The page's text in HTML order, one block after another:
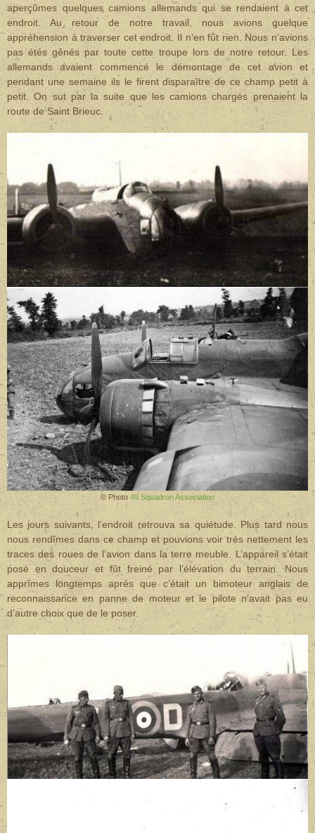
aperçûmes quelques camions allemands qui se rendaient à cet
endroit. Au retour de notre travail, nous avions quelque
appréhension à traverser cet endroit. Il n’en fût rien. Nous n’avions
pas étés gênés par toute cette troupe lors de notre retour. Les
allemands avaient commencé le démontage de cet avion et
pendant une semaine ils le firent disparaître de ce champ petit à
petit. On sut par la suite que les camions chargés prenaient la
route de Saint Brieuc.
© Photo 49 Squadron Association
Les jours suivants, l’endroit retrouva sa quiétude. Plus tard nous
nous rendîmes dans ce champ et pouvions voir très nettement les
traces des roues de l’avion dans la terre meuble. L’appareil s’était
posé en douceur et fût freiné par l’élévation du terrain. Nous
apprîmes longtemps après que c’était un bimoteur anglais de
reconnaissance en panne de moteur et le pilote n’avait pas eu
d’autre choix que de le poser.